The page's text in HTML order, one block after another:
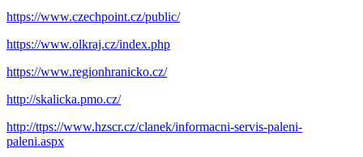
https://www.czechpoint.cz/public/
https://www.olkraj.cz/index.php
https://www.regionhranicko.cz/
http://skalicka.pmo.cz/
http://ttps://www.hzscr.cz/clanek/informacni-servis-paleni-
paleni.aspx